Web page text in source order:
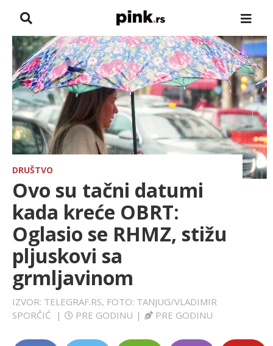
NASLOVNA
VESTI
ZADRUGA
SHOWBIZ
HRONIKA
FARMERI
TV
SPORT
LIFESTYLE
EXTRA
DRUŠTVO
Ovo su tačni datumi
kada kreće OBRT:
Oglasio se RHMZ, stižu
pljuskovi sa
grmljavinom
IZVOR: TELEGRAF.RS, FOTO: TANJUG/VLADIMIR
SPORČIĆ
| PRE GODINU | PRE GODINU